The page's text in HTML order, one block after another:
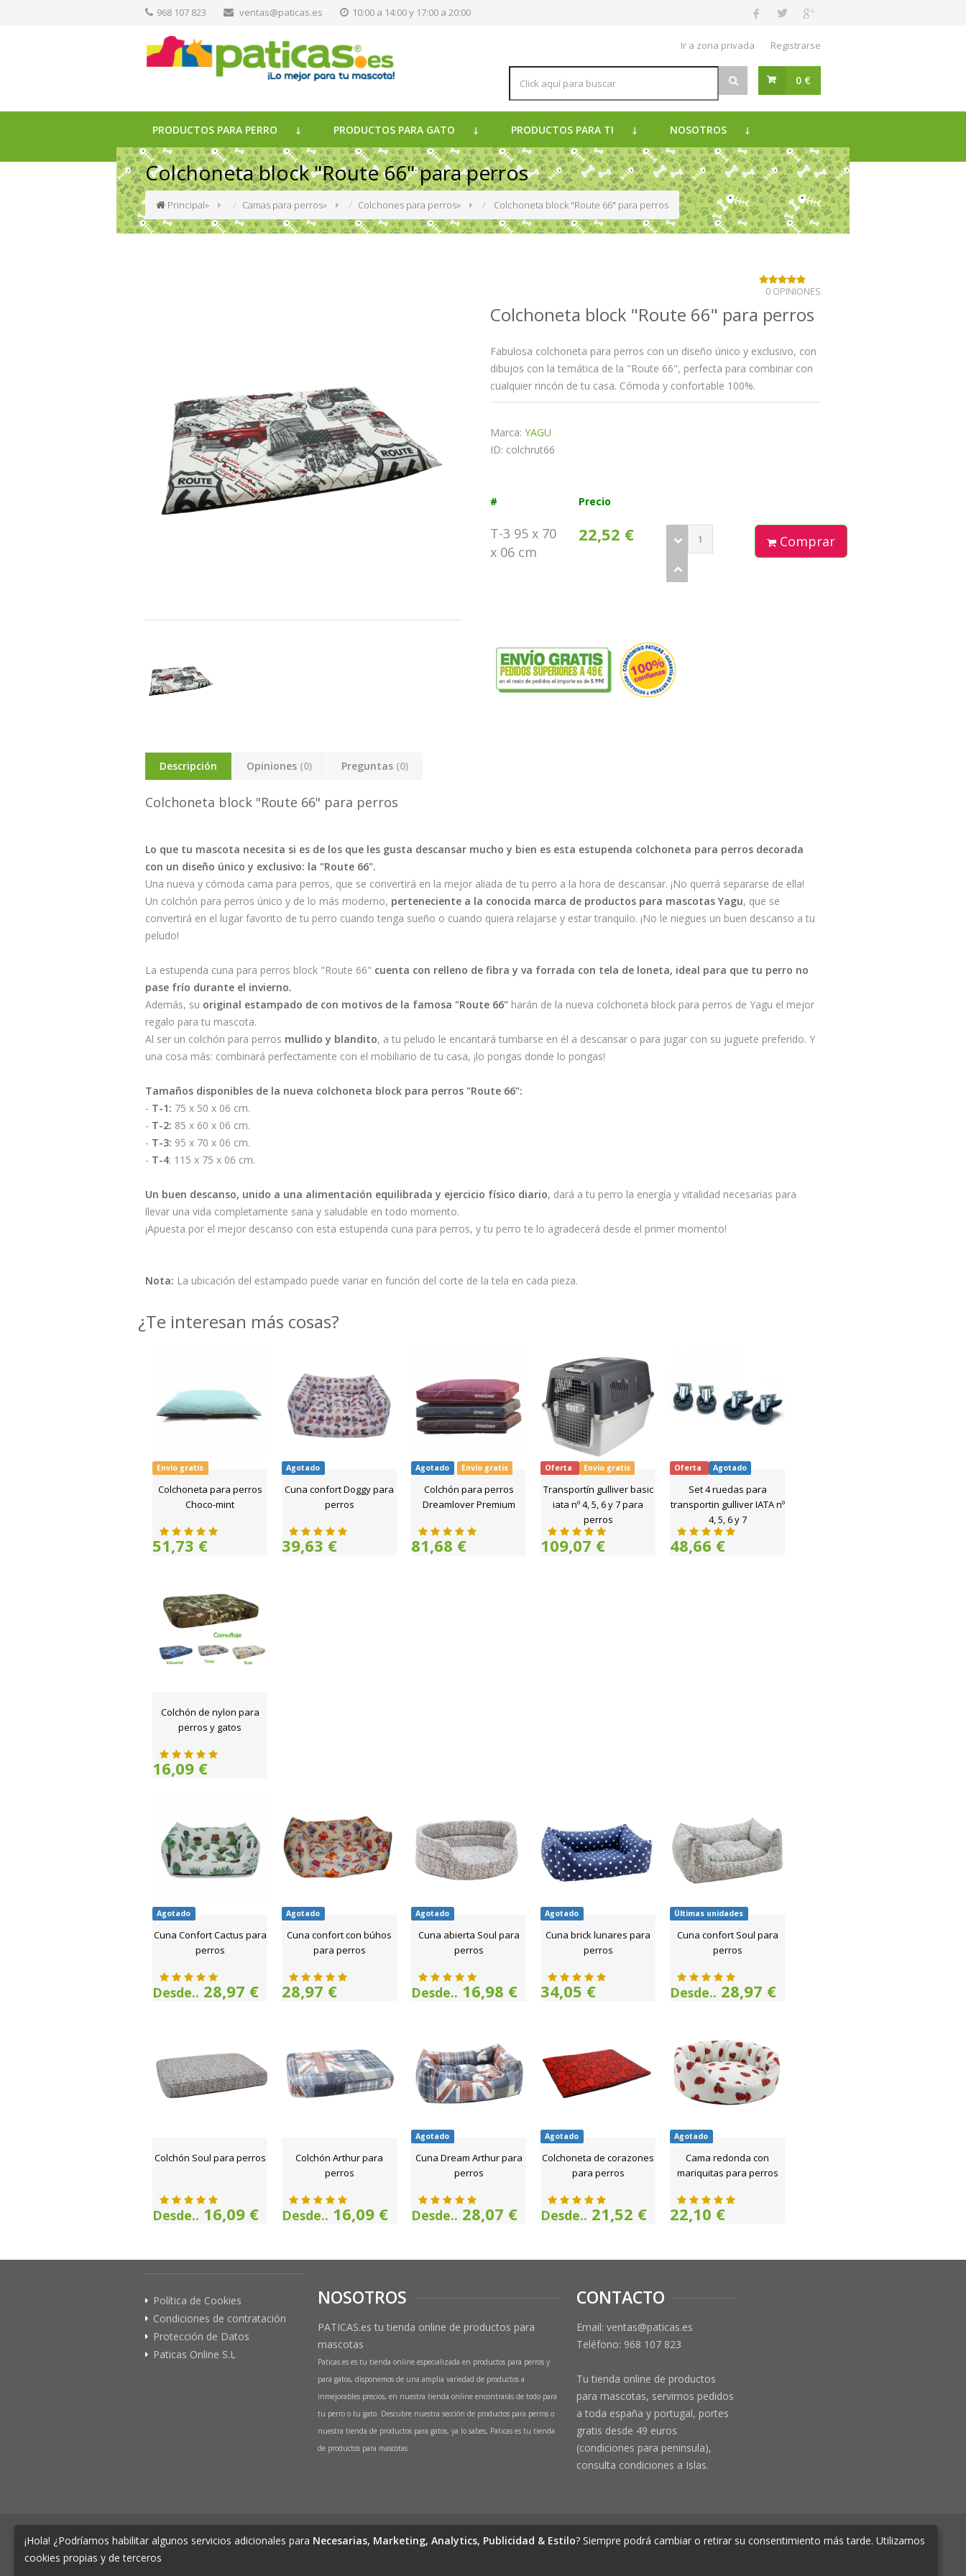
968 107 823 ventas@paticas.es 10:00 a 14:00 y 17:00 a 20:00
Ir a zona privada Registrarse
0 €
PRODUCTOS PARA PERRO PRODUCTOS PARA GATO PRODUCTOS PARA TI NOSOTROS
Colchoneta block "Route 66" para perros
Principal» Camas para perros» Colchones para perros» Colchoneta block "Route 66" para perros
Colchoneta block "Route 66" para perros
0 OPINIONES
Fabulosa colchoneta para perros con un diseño único y exclusivo, con
dibujos con la temática de la "Route 66", perfecta para combinar con
cualquier rincón de tu casa. Cómoda y confortable 100%.
Marca: YAGU
ID: colchrut66
# Precio
T-3 95 x 70
x 06 cm
22,52 € Comprar
Descripción Opiniones (0) Preguntas (0)
Colchoneta block "Route 66" para perros
Lo que tu mascota necesita si es de los que les gusta descansar mucho y bien es esta estupenda colchoneta para perros decorada
con un diseño único y exclusivo: la "Route 66".
Una nueva y cómoda cama para perros, que se convertirá en la mejor aliada de tu perro a la hora de descansar. ¡No querrá separarse de ella!
Un colchón para perros único y de lo más moderno, perteneciente a la conocida marca de productos para mascotas Yagu, que se
convertirá en el lugar favorito de tu perro cuando tenga sueño o cuando quiera relajarse y estar tranquilo. ¡No le niegues un buen descanso a tu
peludo!
La estupenda cuna para perros block "Route 66" cuenta con relleno de fibra y va forrada con tela de loneta, ideal para que tu perro no
pase frío durante el invierno.
Además, su original estampado de con motivos de la famosa "Route 66" harán de la nueva colchoneta block para perros de Yagu el mejor
regalo para tu mascota.
Al ser un colchón para perros mullido y blandito, a tu peludo le encantará tumbarse en él a descansar o para jugar con su juguete preferido. Y
una cosa más: combinará perfectamente con el mobiliario de tu casa, ¡lo pongas donde lo pongas!
Tamaños disponibles de la nueva colchoneta block para perros "Route 66":
- T-1: 75 x 50 x 06 cm.
- T-2: 85 x 60 x 06 cm.
- T-3: 95 x 70 x 06 cm.
- T-4: 115 x 75 x 06 cm.
Un buen descanso, unido a una alimentación equilibrada y ejercicio físico diario, dará a tu perro la energía y vitalidad necesarias para
llevar una vida completamente sana y saludable en todo momento.
¡Apuesta por el mejor descanso con esta estupenda cuna para perros, y tu perro te lo agradecerá desde el primer momento!
Nota: La ubicación del estampado puede variar en función del corte de la tela en cada pieza.
¿Te interesan más cosas?
Envío gratis
Colchoneta para perros
Choco-mint
51,73 €
Agotado
Cuna confort Doggy para
perros
39,63 €
Agotado Envío gratis
Colchón para perros
Dreamlover Premium
81,68 €
Oferta Envío gratis
Transportín gulliver basic
iata nº 4, 5, 6 y 7 para
perros
109,07 €
Oferta Agotado
Set 4 ruedas para
transportin gulliver IATA nº
4, 5, 6 y 7
48,66 €
Colchón de nylon para
perros y gatos
16,09 €
Agotado
Cuna Confort Cactus para
perros
Desde.. 28,97 €
Agotado
Cuna confort con búhos
para perros
28,97 €
Agotado
Cuna abierta Soul para
perros
Desde.. 16,98 €
Agotado
Cuna brick lunares para
perros
34,05 €
Últimas unidades
Cuna confort Soul para
perros
Desde.. 28,97 €
Colchón Soul para perros
Desde.. 16,09 €
Colchón Arthur para
perros
Desde.. 16,09 €
Agotado
Cuna Dream Arthur para
perros
Desde.. 28,07 €
Agotado
Colchoneta de corazones
para perros
Desde.. 21,52 €
Agotado
Cama redonda con
mariquitas para perros
22,10 €
Política de Cookies
Condiciones de contratación
Protección de Datos
Paticas Online S.L
NOSOTROS
PATICAS.es tu tienda online de productos para
mascotas
Paticas.es es tu tienda online especializada en productos para perros y
para gatos, disponemos de una amplia variedad de productos a
inmejorables precios, en nuestra tienda online encontrarás de todo para
tu perro o tu gato. Descubre nuestra sección de productos para perros o
nuestra tienda de productos para gatos, ya lo sabes, Paticas es tu tienda
de productos para mascotas.
CONTACTO
Email: ventas@paticas.es
Teléfono: 968 107 823
Tu tienda online de productos
para mascotas, servimos pedidos
a toda españa y portugal, portes
gratis desde 49 euros
(condiciones para peninsula),
consulta condiciones a Islas.
© 2026 PATICAS.es tu tienda online de productos para mascotas
¡Hola! ¿Podríamos habilitar algunos servicios adicionales para Necesarias, Marketing, Analytics, Publicidad & Estilo? Siempre podrá cambiar o retirar su consentimiento más tarde. Utilizamos
cookies propias y de terceros